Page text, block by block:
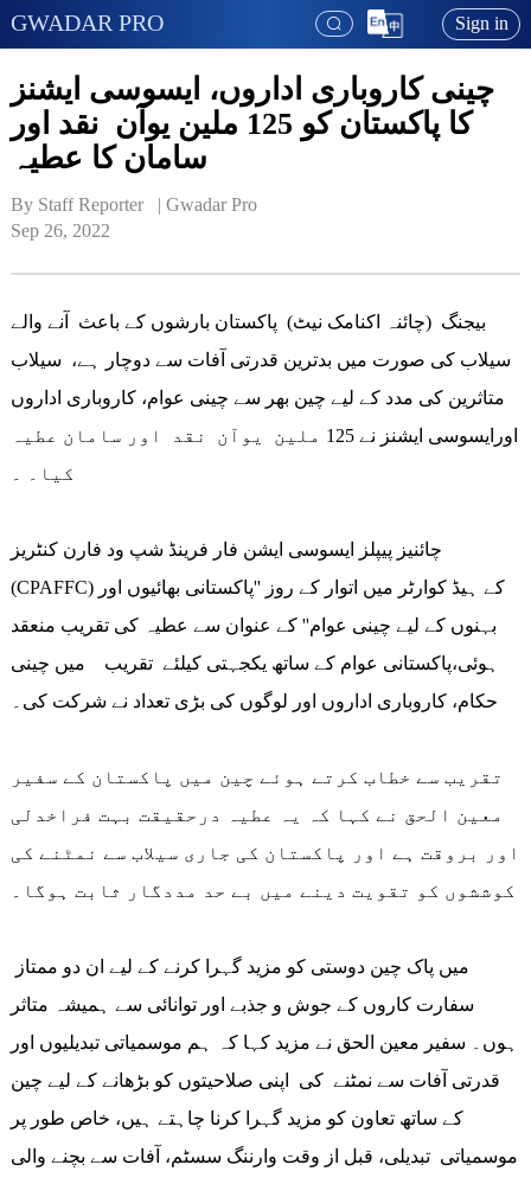
GWADAR PRO Sign in
چینی کاروباری اداروں، ایسوسی ایشنز
کا پاکستان کو 125 ملین یوآن نقد اور
سامان کا عطیہ
By Staff Reporter   | Gwadar Pro
Sep 26, 2022
بیجنگ (چائنہ اکنامک نیٹ) پاکستان بارشوں کے باعث آنے والے
سیلاب کی صورت میں بدترین قدرتی آفات سے دوچار ہے، سیلاب
متاثرین کی مدد کے لیے چین بھر سے چینی عوام، کاروباری اداروں
اورایسوسی ایشنز نے 125 ملین یوآن نقد اور سامان عطیہ
کیا۔ ۔
چائنیز پیپلز ایسوسی ایشن فار فرینڈ شپ ود فارن کنٹریز
(CPAFFC) کے ہیڈ کوارٹر میں اتوار کے روز ''پاکستانی بھائیوں اور
بہنوں کے لیے چینی عوام'' کے عنوان سے عطیہ کی تقریب منعقد
ہوئی،پاکستانی عوام کے ساتھ یکجہتی کیلئے تقریب میں چینی
تقریب سے خطاب کرتے ہوئے چین میں پاکستان کے سفیر
معین الحق نے کہا کہ یہ عطیہ درحقیقت بہت فراخدلی
اور بروقت ہے اور پاکستان کی جاری سیلاب سے نمٹنے کی
کوششوں کو تقویت دینے میں بے حد مددگار ثابت ہوگا۔
سفارت کاروں کے جوش و جذبے اور توانائی سے ہمیشہ متاثر
ہوں۔ سفیر معین الحق نے مزید کہا کہ ہم موسمیاتی تبدیلیوں اور
قدرتی آفات سے نمٹنے کی اپنی صلاحیتوں کو بڑھانے کے لیے چین
کے ساتھ تعاون کو مزید گہرا کرنا چاہتے ہیں، خاص طور پر
موسمیاتی تبدیلی، قبل از وقت وارننگ سسٹم، آفات سے بچنے والی